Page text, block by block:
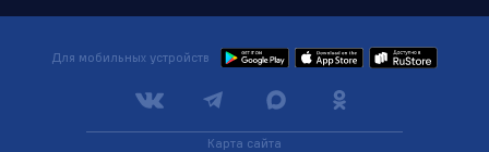
Карта сайта
Для мобильных устройств